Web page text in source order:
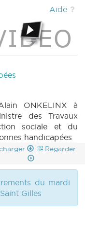
Aide
ONKELINX à
des Travaux
sociale et du
handicapées
Regarder
du mardi
Gilles